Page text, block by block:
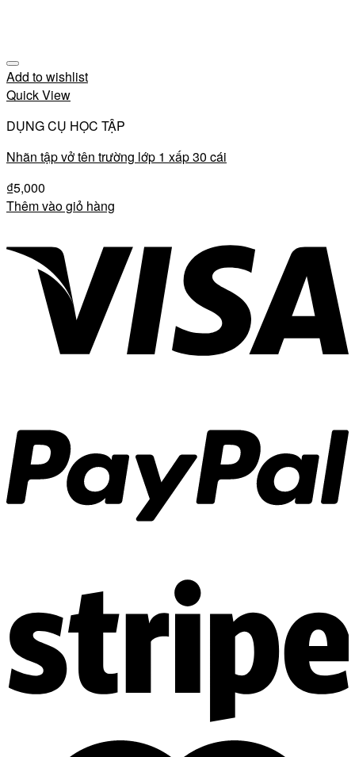
Add to wishlist
Quick View
DỤNG CỤ HỌC TẬP
Nhãn tập vở tên trường lớp 1 xấp 30 cái
₫5,000
Thêm vào giỏ hàng